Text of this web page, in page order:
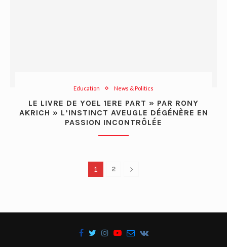
Education News & Politics
LE LIVRE DE YOEL 1ERE PART » PAR RONY
AKRICH » L’INSTINCT AVEUGLE DÉGÉNÈRE EN
PASSION INCONTRÔLÉE
1 2